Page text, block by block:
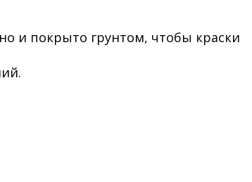
и покрыто грунтом, чтобы краски